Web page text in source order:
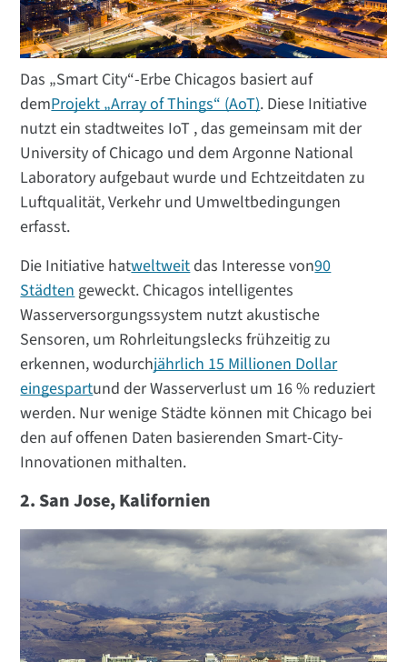
Das „Smart City“-Erbe Chicagos basiert auf
demProjekt „Array of Things“ (AoT). Diese Initiative
nutzt ein stadtweites IoT , das gemeinsam mit der
University of Chicago und dem Argonne National
Laboratory aufgebaut wurde und Echtzeitdaten zu
Luftqualität, Verkehr und Umweltbedingungen
erfasst.
Die Initiative hatweltweitdas Interesse von90
Städtengeweckt. Chicagos intelligentes
Wasserversorgungssystem nutzt akustische
Sensoren, um Rohrleitungslecks frühzeitig zu
erkennen, wodurchjährlich 15 Millionen Dollar
eingespartund der Wasserverlust um 16 % reduziert
werden. Nur wenige Städte können mit Chicago bei
den auf offenen Daten basierenden Smart-City-
Innovationen mithalten.
2. San Jose, Kalifornien